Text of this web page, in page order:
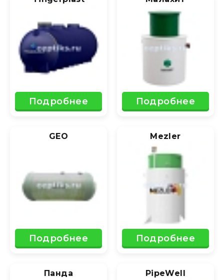
Подробнее Подробнее
GEO
Подробнее
Mezler
Подробнее
Панда PipeWell